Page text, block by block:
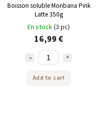
Boisson soluble Monbana Pink
Latte 350g
En stock(3 pc)
16,99 €
Add to cart